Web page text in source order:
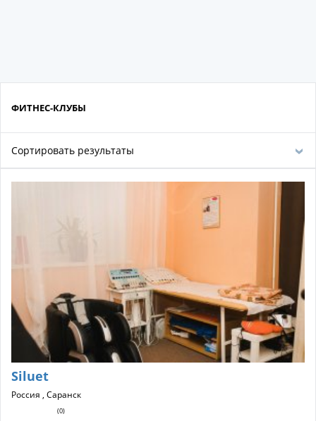
ФИТНЕС-КЛУБЫ
Сортировать результаты
Siluet
Россия , Саранск
(0)